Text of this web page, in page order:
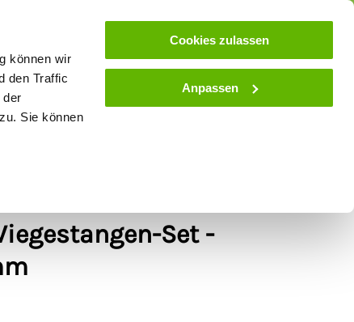
können wir
den Traffic
der
Sie können
Cookies zulassen
Anpassen
Spielwaren Zaunlexikon SALE
Set -